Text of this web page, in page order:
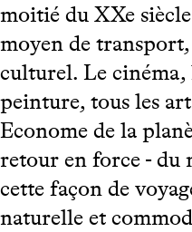
moitié du XXe
moyen de
culturel. Le
peinture, tous les
Econome de la
retour en force - du
cette façon de
naturelle et